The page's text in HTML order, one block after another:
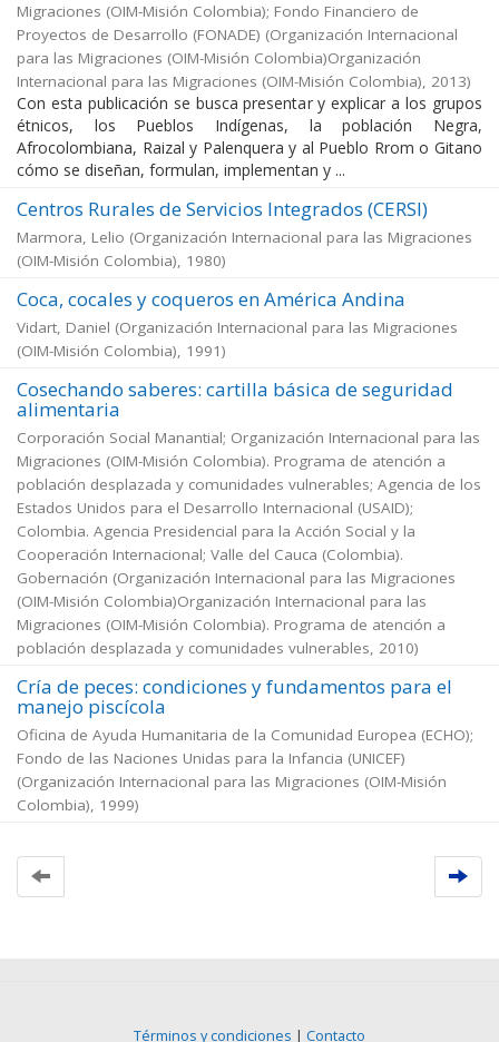
Migraciones (OIM-Misión Colombia); Fondo Financiero de
Proyectos de Desarrollo (FONADE) (Organización Internacional
para las Migraciones (OIM-Misión Colombia)Organización
Internacional para las Migraciones (OIM-Misión Colombia), 2013)
Con esta publicación se busca presentar y explicar a los grupos
étnicos, los Pueblos Indígenas, la población Negra,
Afrocolombiana, Raizal y Palenquera y al Pueblo Rrom o Gitano
cómo se diseñan, formulan, implementan y ...
Centros Rurales de Servicios Integrados (CERSI)
Marmora, Lelio (Organización Internacional para las Migraciones
(OIM-Misión Colombia), 1980)
Coca, cocales y coqueros en América Andina
Vidart, Daniel (Organización Internacional para las Migraciones
(OIM-Misión Colombia), 1991)
Cosechando saberes: cartilla básica de seguridad
alimentaria
Corporación Social Manantial; Organización Internacional para las
Migraciones (OIM-Misión Colombia). Programa de atención a
población desplazada y comunidades vulnerables; Agencia de los
Estados Unidos para el Desarrollo Internacional (USAID);
Colombia. Agencia Presidencial para la Acción Social y la
Cooperación Internacional; Valle del Cauca (Colombia).
Gobernación (Organización Internacional para las Migraciones
(OIM-Misión Colombia)Organización Internacional para las
Migraciones (OIM-Misión Colombia). Programa de atención a
población desplazada y comunidades vulnerables, 2010)
Cría de peces: condiciones y fundamentos para el
manejo piscícola
Oficina de Ayuda Humanitaria de la Comunidad Europea (ECHO);
Fondo de las Naciones Unidas para la Infancia (UNICEF)
(Organización Internacional para las Migraciones (OIM-Misión
Colombia), 1999)
Términos y condiciones | Contacto